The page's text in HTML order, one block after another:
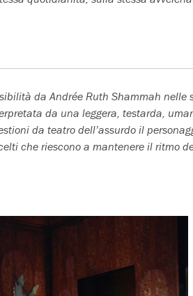
da Andrée Ruth Shammah nelle
da una leggera, testarda,
da teatro dell’assurdo il
che riescono a mantenere il ritmo